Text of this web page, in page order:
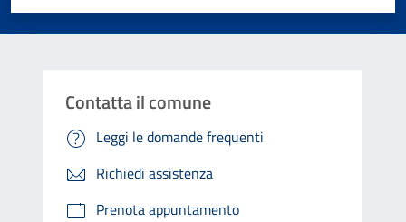
Contatta il comune
Leggi le domande frequenti
Richiedi assistenza
Prenota appuntamento